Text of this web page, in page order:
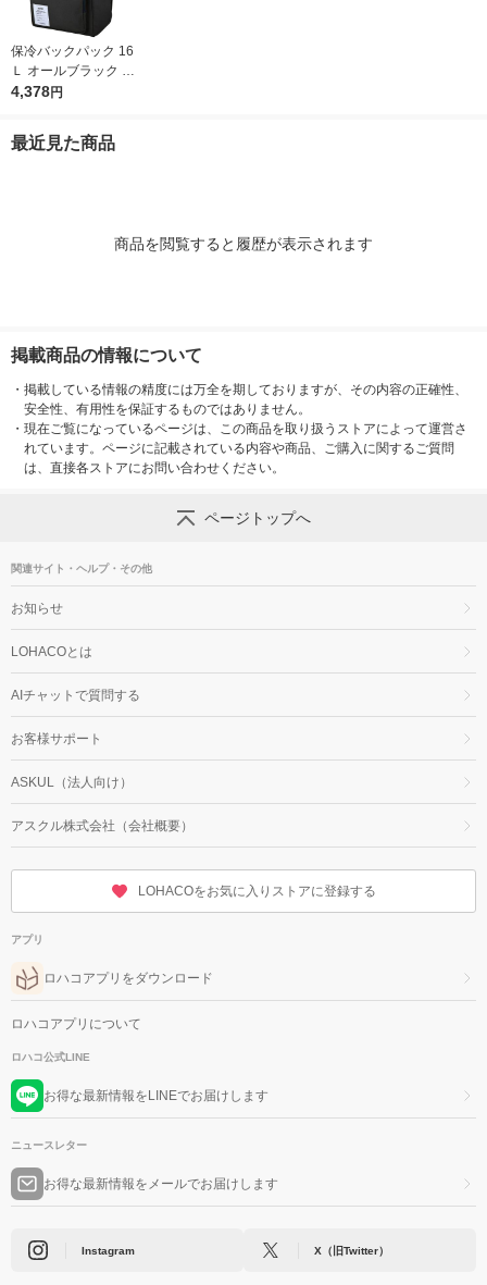
保冷バックパック 16
Ｌ オールブラック RF
P-016 ALB 1個 保冷バ
4,378円
最近見た商品
商品を閲覧すると履歴が表示されます
掲載商品の情報について
・ 掲載している情報の精度には万全を期しておりますが、その内容の正確性、
安全性、有用性を保証するものではありません。
・ 現在ご覧になっているページは、この商品を取り扱うストアによって運営さ
れています。ページに記載されている内容や商品、ご購入に関するご質問
は、直接各ストアにお問い合わせください。
ページトップへ
関連サイト・ヘルプ・その他
お知らせ
LOHACOとは
AIチャットで質問する
お客様サポート
ASKUL（法人向け）
アスクル株式会社（会社概要）
LOHACOをお気に入りストアに登録する
アプリ
ロハコアプリをダウンロード
ロハコアプリについて
ロハコ公式LINE
お得な最新情報をLINEでお届けします
ニュースレター
お得な最新情報をメールでお届けします
Instagram X（旧Twitter）